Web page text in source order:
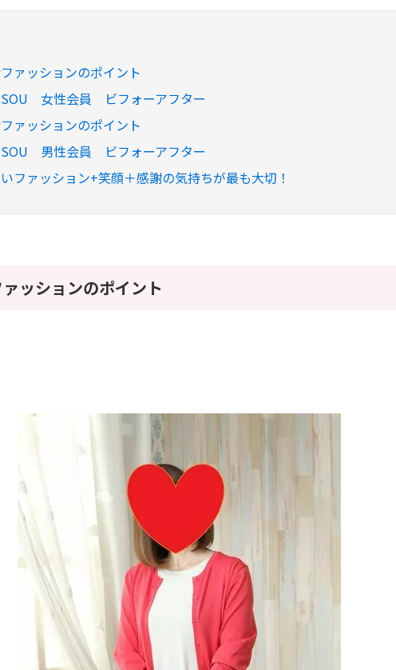
ァッションのポイント
SOU 女性会員 ビフォーアフター
ァッションのポイント
SOU 男性会員 ビフォーアフター
ファッション+笑顔＋感謝の気持ちが最も大切！
ッションのポイント